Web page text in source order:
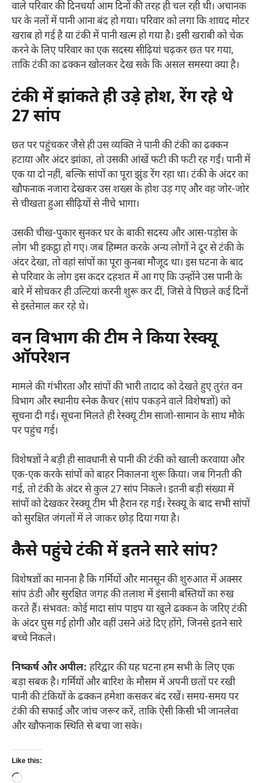
वाले परिवार की दिनचर्या आम दिनों की तरह ही चल रही थी। अचानक
घर के नलों में पानी आना बंद हो गया। परिवार को लगा कि शायद मोटर
खराब हो गई है या टंकी में पानी खत्म हो गया है। इसी खराबी को चेक
करने के लिए परिवार का एक सदस्य सीढ़ियां चढ़कर छत पर गया,
ताकि टंकी का ढक्कन खोलकर देख सके कि असल समस्या क्या है।
टंकी में झांकते ही उड़े होश, रेंग रहे थे
27 सांप
छत पर पहुंचकर जैसे ही उस व्यक्ति ने पानी की टंकी का ढक्कन
हटाया और अंदर झांका, तो उसकी आंखें फटी की फटी रह गईं। पानी में
एक या दो नहीं, बल्कि सांपों का पूरा झुंड रेंग रहा था। टंकी के अंदर का
खौफनाक नजारा देखकर उस शख्स के होश उड़ गए और वह जोर-जोर
से चीखता हुआ सीढ़ियों से नीचे भागा।
उसकी चीख-पुकार सुनकर घर के बाकी सदस्य और आस-पड़ोस के
लोग भी इकट्ठा हो गए। जब हिम्मत करके अन्य लोगों ने दूर से टंकी के
अंदर देखा, तो वहां सांपों का पूरा कुनबा मौजूद था। इस घटना के बाद
से परिवार के लोग इस कदर दहशत में आ गए कि उन्होंने उस पानी के
बारे में सोचकर ही उल्टियां करनी शुरू कर दीं, जिसे वे पिछले कई दिनों
से इस्तेमाल कर रहे थे।
वन विभाग की टीम ने किया रेस्क्यू
ऑपरेशन
मामले की गंभीरता और सांपों की भारी तादाद को देखते हुए तुरंत वन
विभाग और स्थानीय स्नेक कैचर (सांप पकड़ने वाले विशेषज्ञों) को
सूचना दी गई। सूचना मिलते ही रेस्क्यू टीम साजो-सामान के साथ मौके
पर पहुंच गई।
विशेषज्ञों ने बड़ी ही सावधानी से पानी की टंकी को खाली करवाया और
एक-एक करके सांपों को बाहर निकालना शुरू किया। जब गिनती की
गई, तो टंकी के अंदर से कुल 27 सांप निकले। इतनी बड़ी संख्या में
सांपों को देखकर रेस्क्यू टीम भी हैरान रह गई। रेस्क्यू के बाद सभी सांपों
को सुरक्षित जंगलों में ले जाकर छोड़ दिया गया है।
कैसे पहुंचे टंकी में इतने सारे सांप?
विशेषज्ञों का मानना है कि गर्मियों और मानसून की शुरुआत में अक्सर
सांप ठंडी और सुरक्षित जगह की तलाश में इंसानी बस्तियों का रुख
करते हैं। संभवतः कोई मादा सांप पाइप या खुले ढक्कन के जरिए टंकी
के अंदर घुस गई होगी और वहीं उसने अंडे दिए होंगे, जिनसे इतने सारे
बच्चे निकले।
निष्कर्ष और अपील: हरिद्वार की यह घटना हम सभी के लिए एक
बड़ा सबक है। गर्मियों और बारिश के मौसम में अपनी छतों पर रखी
पानी की टंकियों के ढक्कन हमेशा कसकर बंद रखें। समय-समय पर
टंकी की सफाई और जांच जरूर करें, ताकि ऐसी किसी भी जानलेवा
और खौफनाक स्थिति से बचा जा सके।
Like this:
Loading…